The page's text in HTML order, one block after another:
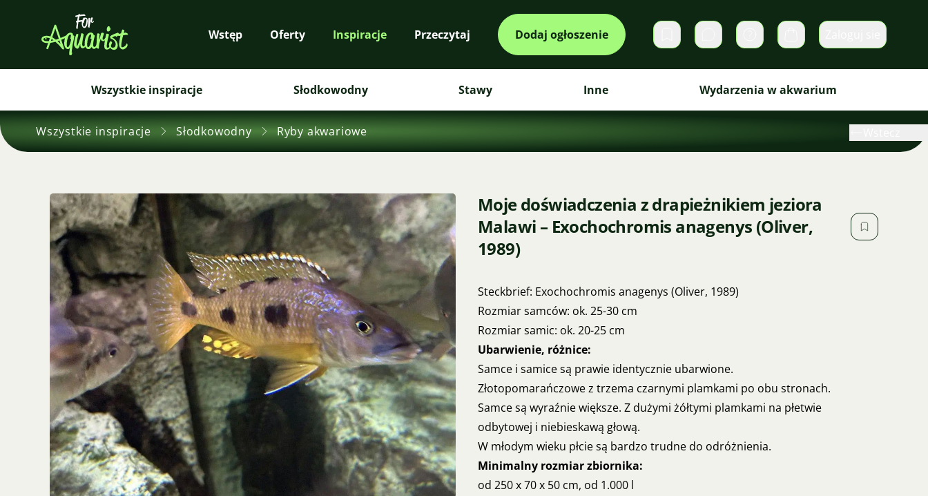
Wstęp Oferty Inspiracje Przeczytaj Dodaj ogłoszenie Prywatne wiadomości
Koszyk
Wszystkie inspiracje Słodkowodny Stawy Inne Wydarzenia w akwarium
Wszystkie inspiracje Słodkowodny Ryby akwariowe
Moje doświadczenia z drapieżnikiem jeziora
Malawi – Exochochromis anagenys (Oliver,
1989)
Steckbrief: Exochochromis anagenys (Oliver, 1989)
Rozmiar samców: ok. 25-30 cm
Rozmiar samic: ok. 20-25 cm
Ubarwienie, różnice:
Samce i samice są prawie identycznie ubarwione.
Złotopomarańczowe z trzema czarnymi plamkami po obu stronach.
Samce są wyraźnie większe. Z dużymi żółtymi plamkami na płetwie
odbytowej i niebieskawą głową.
W młodym wieku płcie są bardzo trudne do odróżnienia.
Minimalny rozmiar zbiornika:
od 250 x 70 x 50 cm, od 1.000 l